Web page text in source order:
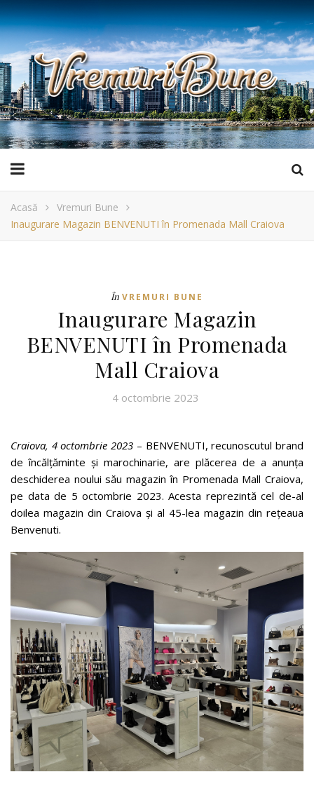
Acasă
Vremuri Bune
Inaugurare Magazin BENVENUTI în Promenada Mall Craiova
În VREMURI BUNE
Inaugurare Magazin
BENVENUTI în Promenada
Mall Craiova
4 octombrie 2023
Craiova, 4 octombrie 2023 – BENVENUTI, recunoscutul brand
de încălțăminte și marochinarie, are plăcerea de a anunța
deschiderea noului său magazin în Promenada Mall Craiova,
pe data de 5 octombrie 2023. Acesta reprezintă cel de-al
doilea magazin din Craiova și al 45-lea magazin din rețeaua
Benvenuti.